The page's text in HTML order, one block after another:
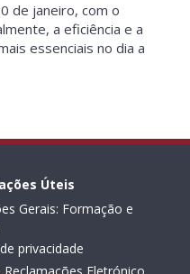
de janeiro, com o
a eficiência e a
essenciais no dia a
Úteis
Gerais: Formação e
privacidade